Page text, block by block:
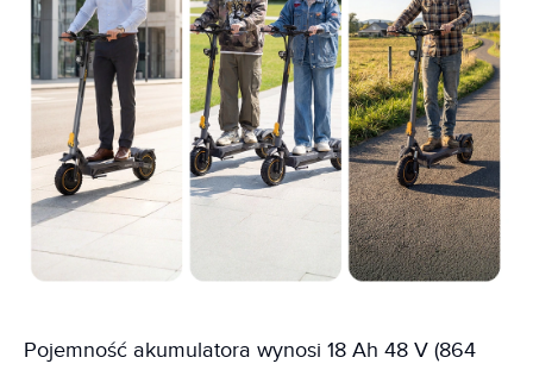
Pojemność akumulatora wynosi 18 Ah 48 V (864